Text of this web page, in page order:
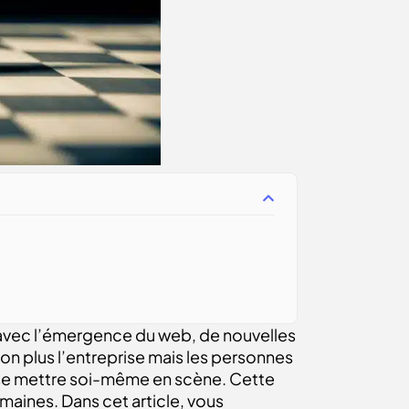
l’émergence du web, de nouvelles
plus l’entreprise mais les personnes
mettre soi-même en scène. Cette
Dans cet article, vous